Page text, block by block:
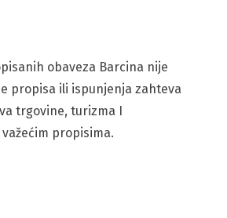
obaveza Barcina nije
propisa ili ispunjenja zahteva
trgovine, turizma I
propisima.